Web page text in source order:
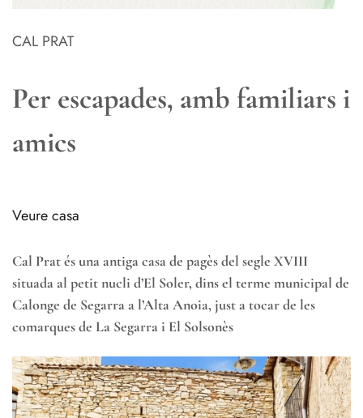
CAL PRAT
Per escapades, amb familiars i
amics
Veure casa
Cal Prat és una antiga casa de pagès del segle XVIII
situada al petit nucli d’El Soler, dins el terme municipal de
Calonge de Segarra a l’Alta Anoia, just a tocar de les
comarques de La Segarra i El Solsonès